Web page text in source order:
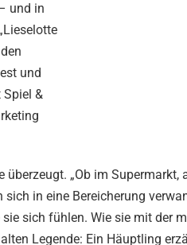
und in
und
&
„Ob im
in eine Bereicherung
sie sich fühlen. Wie sie mit der
Legende: Ein Häuptling